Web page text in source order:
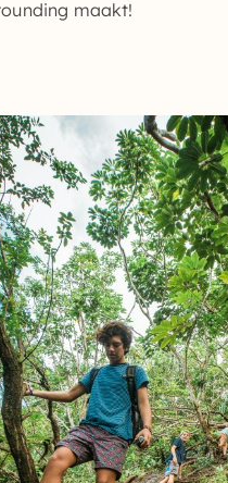
maakt!